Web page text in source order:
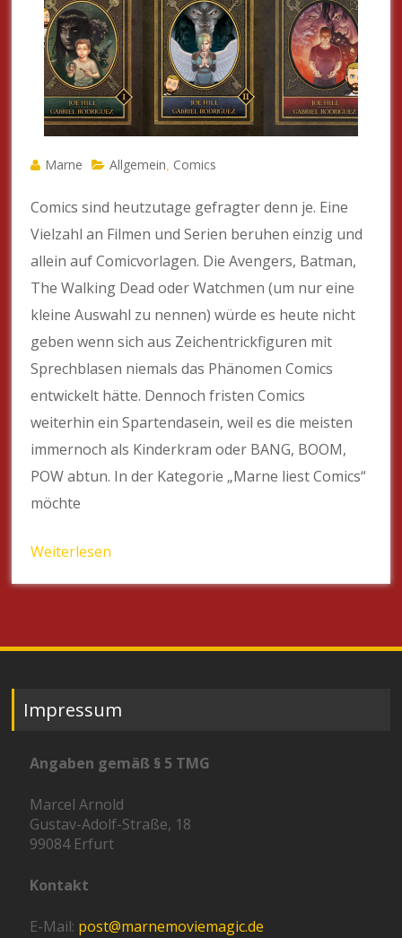
Marne Allgemein Comics
Comics sind heutzutage gefragter denn je. Eine
Vielzahl an Filmen und Serien beruhen einzig und
allein auf Comicvorlagen. Die Avengers, Batman,
The Walking Dead oder Watchmen (um nur eine
kleine Auswahl zu nennen) würde es heute nicht
geben wenn sich aus Zeichentrickfiguren mit
Sprechblasen niemals das Phänomen Comics
entwickelt hätte. Dennoch fristen Comics
weiterhin ein Spartendasein, weil es die meisten
immernoch als Kinderkram oder BANG, BOOM,
POW abtun. In der Kategorie „Marne liest Comics“
möchte
Weiterlesen
Impressum
Angaben gemäß § 5 TMG
Marcel Arnold
Gustav-Adolf-Straße, 18
99084 Erfurt
Kontakt
E-Mail: post@marnemoviemagic.de